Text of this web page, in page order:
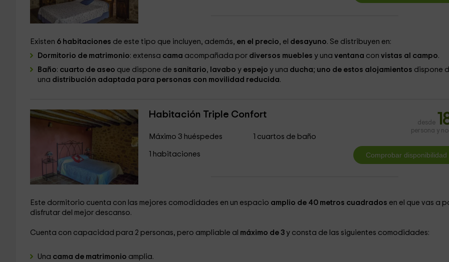
Existen 6 habitaciones de este tipo que incluyen, además, en el precio, el desayuno. Se distribuyen en:
Dormitorio de matrimonio: extensa cama acompañada por diversos muebles y una ventana con vistas al campo.
Baño: cuarto de aseo que dispone de sanitario, lavabo y espejo y una ducha; uno de estos alojamientos dispone
una distribución adaptada para personas con movilidad reducida.
Habitación Triple Confort
Máximo 3 huéspedes
1 habitaciones
1 cuartos de baño
desde
persona y
Este dormitorio cuenta con las mejores comodidades en un espacio amplio de 40 metros cuadrados en el que vas a
disfrutar del mejor descanso.
Cuenta con capacidad para 2 personas, pero ampliable al máximo de 3 y consta de las siguientes comodidades:
Una cama de matrimonio amplia.